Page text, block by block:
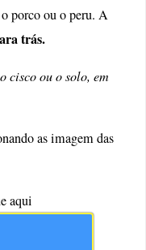
porco ou o peru. A
trás.
cisco ou o solo, em
as imagem das
aqui